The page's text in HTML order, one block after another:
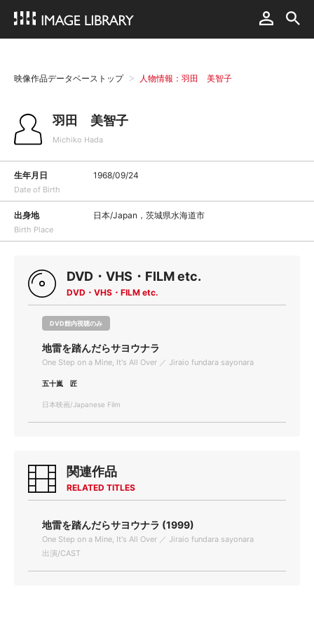
映像作品データベーストップ 人物情報：羽田 美智子
羽田 美智子
Michiko Hada
生年月日
Date of Birth
1968/09/24
出身地
Birth Place
日本/Japan，茨城県水海道市
DVD・VHS・FILM etc.
DVD・VHS・FILM etc.
DVD館内視聴のみ
地雷を踏んだらサヨウナラ
One Step on a Mine, It's All Over ／ Jiraio fundara sayonara
五十嵐 匠
日本映画/Japanese Film
関連作品
RELATED TITLES
地雷を踏んだらサヨウナラ (1999)
One Step on a Mine, It's All Over ／ Jiraio fundara sayonara
出演/CAST